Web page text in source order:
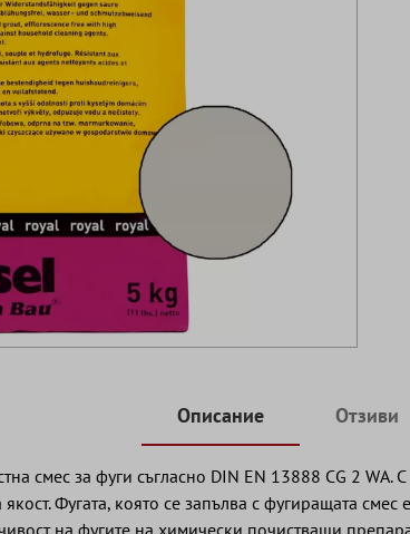
Описание Отзиви
смес за фуги съгласно DIN EN 13888 CG 2
Фугата, която се запълва с фугиращата